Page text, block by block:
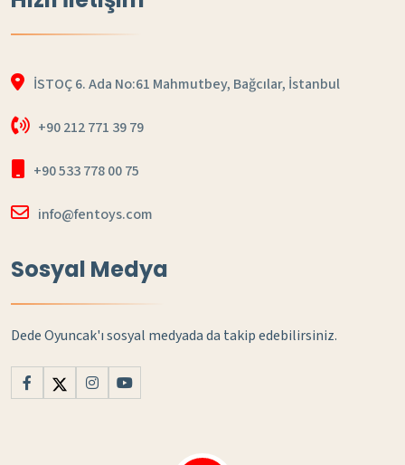
İSTOÇ 6. Ada No:61 Mahmutbey, Bağcılar, İstanbul
+90 212 771 39 79
+90 533 778 00 75
info@fentoys.com
Sosyal Medya
Dede Oyuncak'ı sosyal medyada da takip edebilirsiniz.